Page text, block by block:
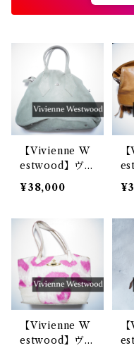
【Vivienne W
estwood】ヴ
ィヴィアンウエ
ストウッド ヤ
モチーフスエー
ドハンドバッ
グ khaki
¥38,000
ィ
ス
【Vivienne W
estwood】ヴ